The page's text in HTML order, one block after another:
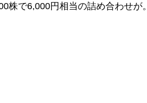
株で6,000円相当の詰め合わせが。